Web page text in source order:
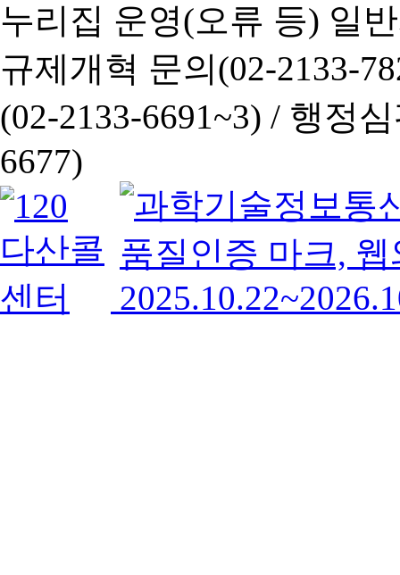
누리집 운영(오류 등) 일
규제개혁 문의(02-2133-
(02-2133-6691~3) / 행정심
6677)